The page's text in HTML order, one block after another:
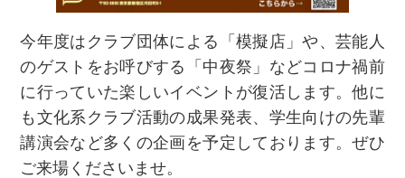
今年度はクラブ団体による「模擬店」や、芸能人
のゲストをお呼びする「中夜祭」などコロナ禍前
に行っていた楽しいイベントが復活します。他に
も文化系クラブ活動の成果発表、学生向けの先輩
講演会など多くの企画を予定しております。ぜひ
ご来場くださいませ。